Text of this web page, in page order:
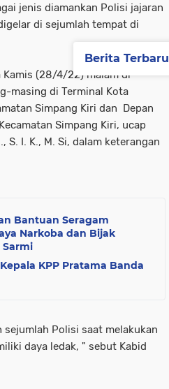
jenis diamankan Polisi jajaran
di sejumlah tempat di
(28/4/22) malam di
masing di Terminal Kota
Simpang Kiri dan Depan
Simpang Kiri, ucap
S. I. K., M. Si, dalam keterangan
Bantuan Seragam
Narkoba dan Bijak
Sarmi
KPP Pratama Banda
Polisi saat melakukan
daya ledak, " sebut Kabid
Berita Terbaru